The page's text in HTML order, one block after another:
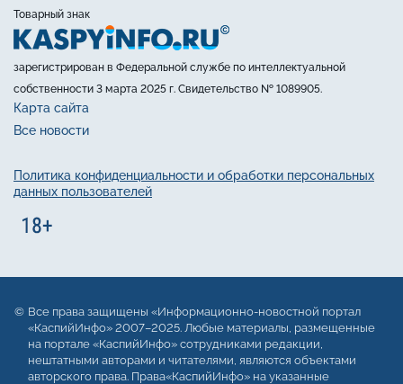
Товарный знак
зарегистрирован в Федеральной службе по интеллектуальной
собственности 3 марта 2025 г. Свидетельство № 1089905.
Карта сайта
Все новости
Политика конфиденциальности и обработки персональных
данных пользователей
Все права защищены «Информационно-новостной портал
«КаспийИнфо» 2007–2025. Любые материалы, размещенные
на портале «КаспийИнфо» сотрудниками редакции,
нештатными авторами и читателями, являются объектами
авторского права. Права«КаспийИнфо» на указанные